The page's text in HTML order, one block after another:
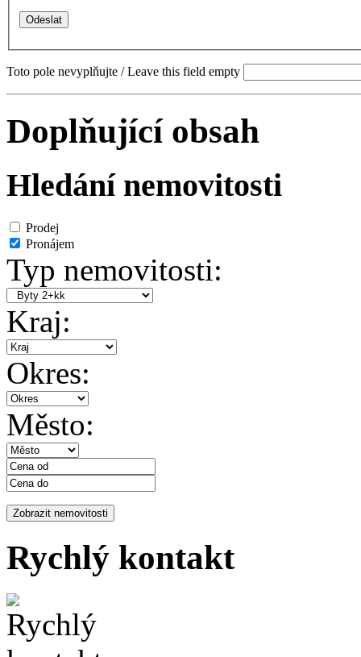
Toto pole nevyplňujte / Leave this field empty
Doplňující obsah
Hledání nemovitosti
Prodej
Pronájem
Typ nemovitosti:
Kraj:
Okres:
Město:
Rychlý kontakt